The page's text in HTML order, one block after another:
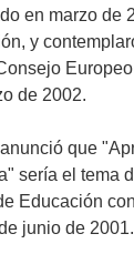
en marzo de
y
de 2002.
que
sería el tema
Educación
junio de 2001.